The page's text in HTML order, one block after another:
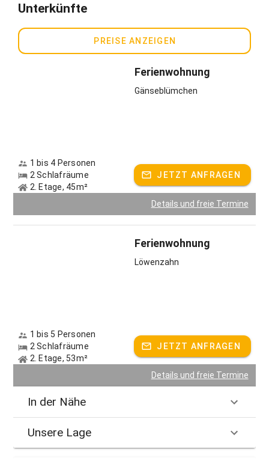
herum geben Ihnen frische Kraft und Erholung aus der Natur.
Deutsch
Unterkünfte
PREISE ANZEIGEN
Ferienwohnung
Gänseblümchen
1 bis 4 Personen
2 Schlafräume
2. Etage, 45m²
JETZT ANFRAGEN
Details und freie Termine
Ferienwohnung
Löwenzahn
1 bis 5 Personen
2 Schlafräume
2. Etage, 53m²
JETZT ANFRAGEN
Details und freie Termine
In der Nähe
Unsere Lage